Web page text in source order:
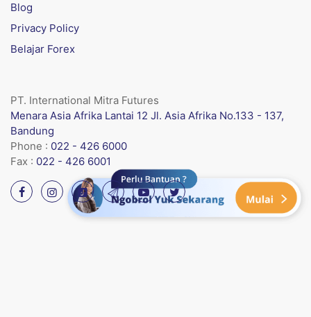
Blog
Privacy Policy
Belajar Forex
PT. International Mitra Futures
Menara Asia Afrika Lantai 12 Jl. Asia Afrika No.133 - 137,
Bandung
Phone : 022 - 426 6000
Fax : 022 - 426 6001